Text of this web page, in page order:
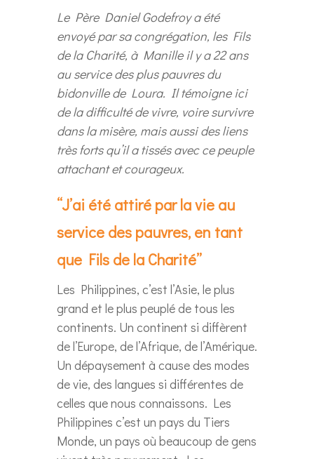
Le Père Daniel Godefroy a été
envoyé par sa congrégation, les Fils
de la Charité, à Manille il y a 22 ans
au service des plus pauvres du
bidonville de Loura. Il témoigne ici
de la difficulté de vivre, voire survivre
dans la misère, mais aussi des liens
très forts qu’il a tissés avec ce peuple
attachant et courageux.
“J’ai été attiré par la vie au
service des pauvres, en tant
que Fils de la Charité”
Les Philippines, c’est l’Asie, le plus
grand et le plus peuplé de tous les
continents. Un continent si diffèrent
de l’Europe, de l’Afrique, de l’Amérique.
Un dépaysement à cause des modes
de vie, des langues si différentes de
celles que nous connaissons. Les
Philippines c’est un pays du Tiers
Monde, un pays où beaucoup de gens